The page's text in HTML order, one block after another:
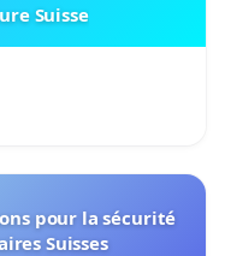
Suisse
pour la sécurité
Suisses